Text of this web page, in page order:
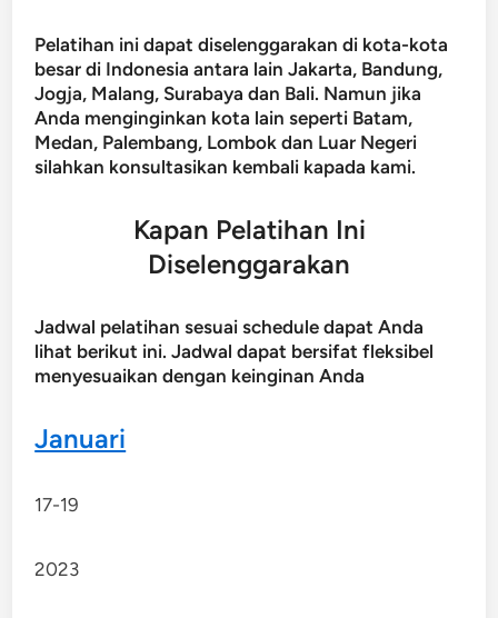
Pelatihan ini dapat diselenggarakan di kota-kota
besar di Indonesia antara lain Jakarta, Bandung,
Jogja, Malang, Surabaya dan Bali. Namun jika
Anda menginginkan kota lain seperti Batam,
Medan, Palembang, Lombok dan Luar Negeri
silahkan konsultasikan kembali kapada kami.
Kapan Pelatihan Ini
Diselenggarakan
Jadwal pelatihan sesuai schedule dapat Anda
lihat berikut ini. Jadwal dapat bersifat fleksibel
menyesuaikan dengan keinginan Anda
Januari
17-19
2023